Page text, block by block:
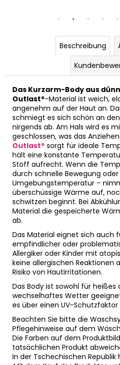
Beschreibung
Das Kurzarm-Body aus
Outlast®-Material ist weich,
angenehm auf der Haut an.
schmiegt es sich schön an
nirgends ab. Am Hals wird es
geschlossen, was das
Outlast® sorgt für ideale
hält eine konstante
Stoff aufrecht. Wenn die
durch schnelle Bewegung
Umgebungstemperatur –
überschüssige Wärme auf,
schwitzen beginnt. Bei
Material die gespeicherte
ab.
Das Material eignet sich auch
empfindlicher oder
Allergiker oder Kinder mit
keine allergischen Reaktionen
Risiko von Hautirritationen.
Das Body ist sowohl für heißes
wechselhaftes Wetter
es über einen UV-Schutzfaktor
Beachten Sie bitte die
Pflegehinweise auf dem
Die Farben auf dem
tatsächlichen Produkt
In der Tschechischen Republik